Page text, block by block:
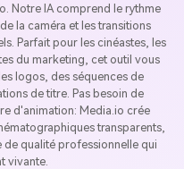
Notre IA comprend le rythme
la caméra et les transitions
Parfait pour les cinéastes, les
du marketing, cet outil vous
logos, des séquences de
de titre. Pas besoin de
d'animation: Media.io crée
transparents,
qualité professionnelle qui
vivante.